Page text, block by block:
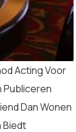
Acting Voor
Publiceren
Dan Wonen
Biedt